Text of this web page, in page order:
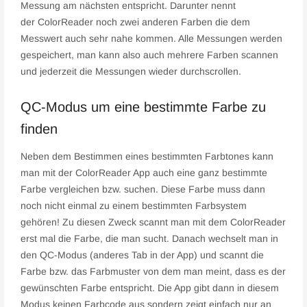
Messung am nächsten entspricht. Darunter nennt
der ColorReader noch zwei anderen Farben die dem
Messwert auch sehr nahe kommen. Alle Messungen werden
gespeichert, man kann also auch mehrere Farben scannen
und jederzeit die Messungen wieder durchscrollen.
QC-Modus um eine bestimmte Farbe zu
finden
Neben dem Bestimmen eines bestimmten Farbtones kann
man mit der ColorReader App auch eine ganz bestimmte
Farbe vergleichen bzw. suchen. Diese Farbe muss dann
noch nicht einmal zu einem bestimmten Farbsystem
gehören! Zu diesen Zweck scannt man mit dem ColorReader
erst mal die Farbe, die man sucht. Danach wechselt man in
den QC-Modus (anderes Tab in der App) und scannt die
Farbe bzw. das Farbmuster von dem man meint, dass es der
gewünschten Farbe entspricht. Die App gibt dann in diesem
Modus keinen Farbcode aus sondern zeigt einfach nur an